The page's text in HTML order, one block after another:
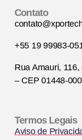
Contato
+55 19 99983-
Rua Amauri,
– CEP 01448-000
Termos Legais
Aviso de